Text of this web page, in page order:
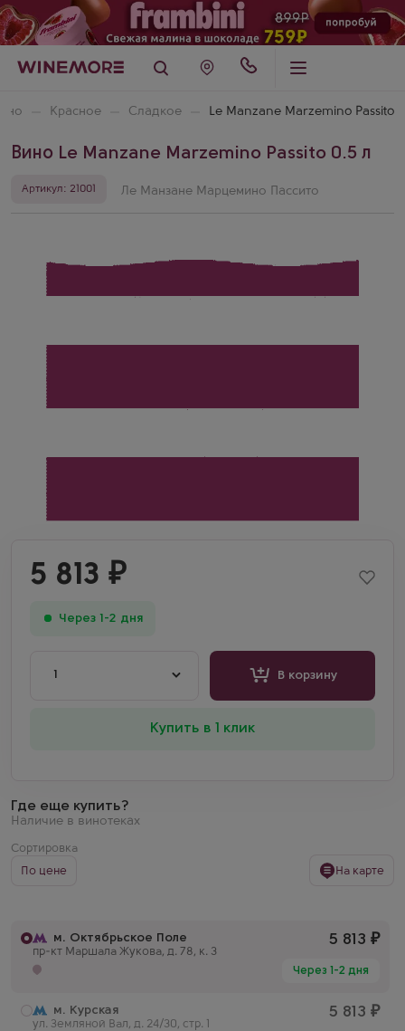
Красное Сладкое Le Manzane Marzemino Passito
Вино Le Manzane Marzemino Passito 0.5 л
Артикул: 21001 Ле Манзане Марцемино Пассито
5 813 ₽
Через 1-2 дня
1 В корзину
Купить в 1 клик
Где еще купить?
Наличие в винотеках
Сортировка
По цене
На карте
м. Октябрьское Поле
пр-кт Маршала Жукова, д. 78, к. 3
5 813 ₽
Через 1-2 дня
м. Курская
ул. Земляной Вал, д. 24/30, стр. 1
5 813 ₽